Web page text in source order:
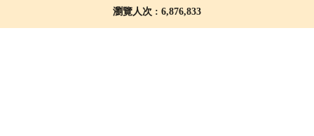
瀏覽人次 : 6,876,833